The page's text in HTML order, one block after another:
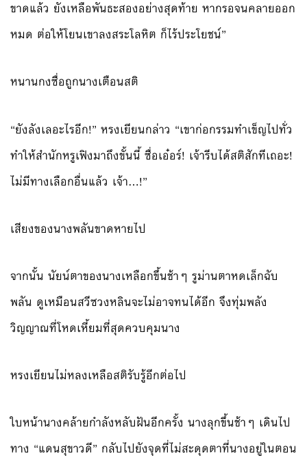
ขาดแล้ว ยังเหลือพันธะสองอย่างสุดท้าย หากรอจนคลายออก
หมด ต่อให้โยนเขาลงสระโลหิต ก็ไร้ประโยชน์”
หนานกงซื่อถูกนางเตือนสติ
“ยังลังเลอะไรอีก!” หรงเยียนกล่าว “เขาก่อกรรมทำเข็ญไปทั่ว
ทำให้สำนักหรูเฟิงมาถึงขั้นนี้ ซื่อเอ๋อร์! เจ้ารีบได้สติสักทีเถอะ!
ไม่มีทางเลือกอื่นแล้ว เจ้า…!”
เสียงของนางพลันขาดหายไป
จากนั้น นัยน์ตาของนางเหลือกขึ้นช้าๆ รูม่านตาหดเล็กฉับ
พลัน ดูเหมือนสวีซวงหลินจะไม่อาจทนได้อีก จึงทุ่มพลัง
วิญญาณที่โหดเหี้ยมที่สุดควบคุมนาง
หรงเยียนไม่หลงเหลือสติรับรู้อีกต่อไป
ใบหน้านางคล้ายกำลังหลับฝันอีกครั้ง นางลุกขึ้นช้าๆ เดินไป
ทาง “แดนสุขาวดี” กลับไปยังจุดที่ไม่สะดุดตาที่นางอยู่ในตอน